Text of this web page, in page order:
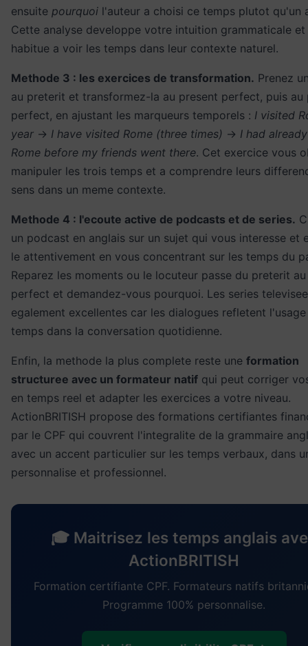
ensuite pourquoi l'auteur a choisi ce temps plutot qu'un
Cette analyse developpe votre intuition grammaticale et
habitue a voir les temps dans leur contexte naturel.
Methode 3 : les exercices de transformation. Prenez
au preterit et transformez-la au present perfect, puis au
perfect, en ajustant les marqueurs temporels : I visited
year → I have visited Rome (three times) → I had
Rome before my friends went there. Cet exercice vous
manipuler les trois temps et a comprendre leurs
sens dans un meme contexte.
Methode 4 : l'ecoute active de podcasts et de series.
un podcast en anglais sur un sujet qui vous interesse et
le attentivement en vous concentrant sur les temps du
Reparez les moments ou le locuteur passe du preterit
perfect et demandez-vous pourquoi. Les series
egalement excellentes car les dialogues refletent
temps dans la conversation quotidienne.
Enfin, la methode la plus complete reste une formation
structuree avec un formateur natif qui peut corriger
en temps reel et adapter les exercices a votre niveau.
ActionBRITISH propose des formations certifiantes
par le CPF qui couvrent l'integralite de la grammaire
avec un accent particulier sur les temps verbaux, dans
personnalise et professionnel.
🎓 Maitrisez les temps anglais
ActionBRITISH
Formation certifiante CPF. Formateurs natifs
Programme 100% personnalise.